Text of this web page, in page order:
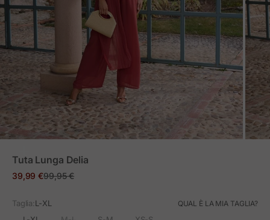
Tuta Lunga Delia
Prezzo in offerta
39,99 €Prezzo normale
99,95 €
Taglia:L-XL QUAL È LA MIA TAGLIA?